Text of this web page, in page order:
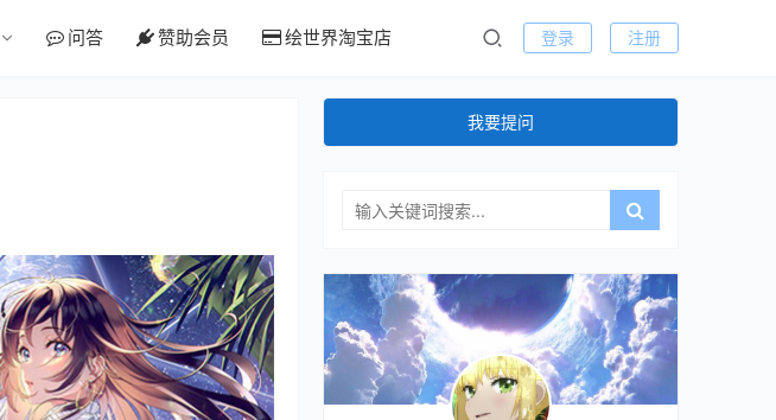
问答 赞助会员 绘世界淘宝店 登录 注册
我要提问